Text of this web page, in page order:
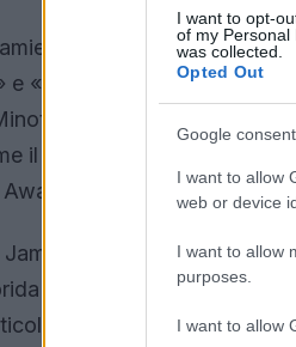
I want to opt-
of my Personal
was collected.
Opted Out
Google
I want to allow
web or device
I want to allow
purposes.
I want to allow
ha vinto due Emmy
e «CBS This Morning» per
nel North Dakota,
il clima invernale e le
per aver seguito
Jamie è stato conduttore,
(2004-2011). Jamie ha
sull’operato di un